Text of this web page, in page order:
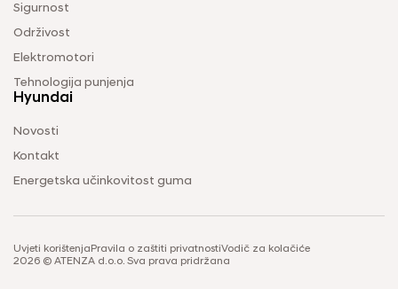
Sigurnost
Održivost
Elektromotori
Tehnologija punjenja
Hyundai
Novosti
Kontakt
Energetska učinkovitost guma
Uvjeti korištenja Pravila o zaštiti privatnostiVodič za kolačiće
2026 © ATENZA d.o.o. Sva prava pridržana